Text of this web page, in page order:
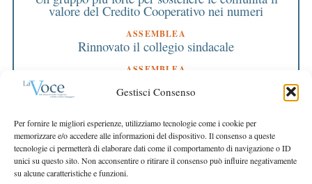
Gestisci Consenso
Per fornire le migliori esperienze, utilizziamo tecnologie come i cookie per
memorizzare e/o accedere alle informazioni del dispositivo. Il consenso a queste
tecnologie ci permetterà di elaborare dati come il comportamento di navigazione o ID
unici su questo sito. Non acconsentire o ritirare il consenso può influire negativamente
su alcune caratteristiche e funzioni.
valore del Credito Cooperativo nei numeri
ASSEMBLEA
Rinnovato il collegio sindacale
ASSEMBLEA
Bilancio approvato all’unanimità e 2 milioni
destinati al territorio
EDITORIALE DIRETTORE
Crescere restando riconoscibili
EDITORIALE PRESIDENTE
Costruire futuro insieme